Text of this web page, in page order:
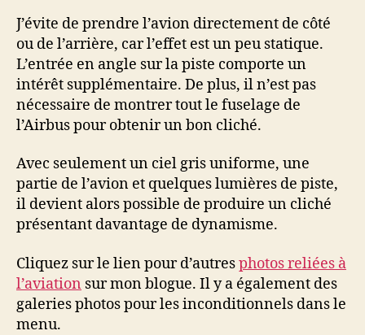
J’évite de prendre l’avion directement de côté
ou de l’arrière, car l’effet est un peu statique.
L’entrée en angle sur la piste comporte un
intérêt supplémentaire. De plus, il n’est pas
nécessaire de montrer tout le fuselage de
l’Airbus pour obtenir un bon cliché.
Avec seulement un ciel gris uniforme, une
partie de l’avion et quelques lumières de piste,
il devient alors possible de produire un cliché
présentant davantage de dynamisme.
Cliquez sur le lien pour d’autresphotos reliées à
l’aviation sur mon blogue. Il y a également des
galeries photos pour les inconditionnels dans le
menu.